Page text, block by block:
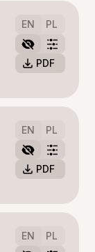
EN PL
PDF
EN PL
PDF
EN PL